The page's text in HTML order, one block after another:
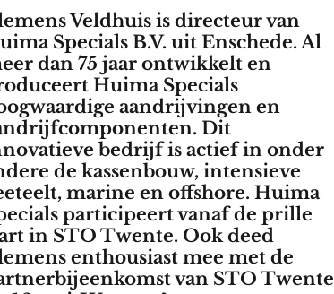
Veldhuis is directeur van
Specials B.V. uit Enschede. Al
dan 75 jaar ontwikkelt en
Huima Specials
aandrijvingen en
Dit
bedrijf is actief in onder
de kassenbouw, intensieve
marine en offshore. Huima
participeert vanaf de prille
in STO Twente. Ook deed
enthousiast mee met de
van STO Twente